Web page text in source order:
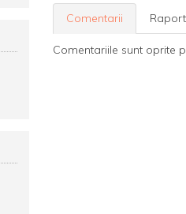
Comentarii
Comentariile sunt oprite